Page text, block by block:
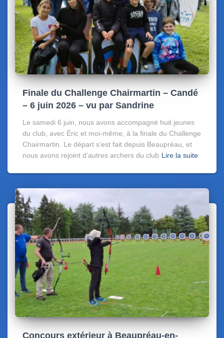
Finale du Challenge Chairmartin – Candé
– 6 juin 2026 – vu par Sandrine
Le samedi 6 juin, nous avons accompagné huit jeunes
du club, avec Éric et moi-même, à la finale du Challenge
Chairmartin. Le départ s’est fait depuis Beaupréau, et
nous avons rejoint d’autres archers du club Lire la suite
Concours extérieur à Beaupréau-en-